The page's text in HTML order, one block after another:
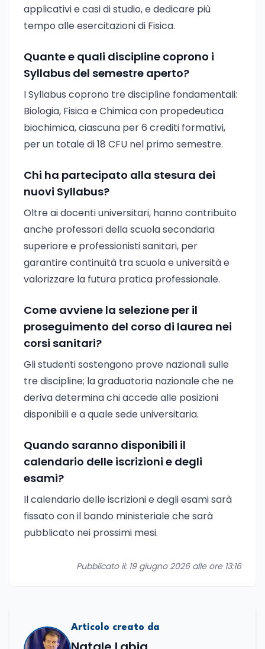
applicativi e casi di studio, e dedicare più
tempo alle esercitazioni di Fisica.
Quante e quali discipline coprono i
Syllabus del semestre aperto?
I Syllabus coprono tre discipline fondamentali:
Biologia, Fisica e Chimica con propedeutica
biochimica, ciascuna per 6 crediti formativi,
per un totale di 18 CFU nel primo semestre.
Chi ha partecipato alla stesura dei
nuovi Syllabus?
Oltre ai docenti universitari, hanno contribuito
anche professori della scuola secondaria
superiore e professionisti sanitari, per
garantire continuità tra scuola e università e
valorizzare la futura pratica professionale.
Come avviene la selezione per il
proseguimento del corso di laurea nei
corsi sanitari?
Gli studenti sostengono prove nazionali sulle
tre discipline; la graduatoria nazionale che ne
deriva determina chi accede alle posizioni
disponibili e a quale sede universitaria.
Quando saranno disponibili il
calendario delle iscrizioni e degli
esami?
Il calendario delle iscrizioni e degli esami sarà
fissato con il bando ministeriale che sarà
pubblicato nei prossimi mesi.
Pubblicato il: 19 giugno 2026 alle ore 13:16
Articolo creato da